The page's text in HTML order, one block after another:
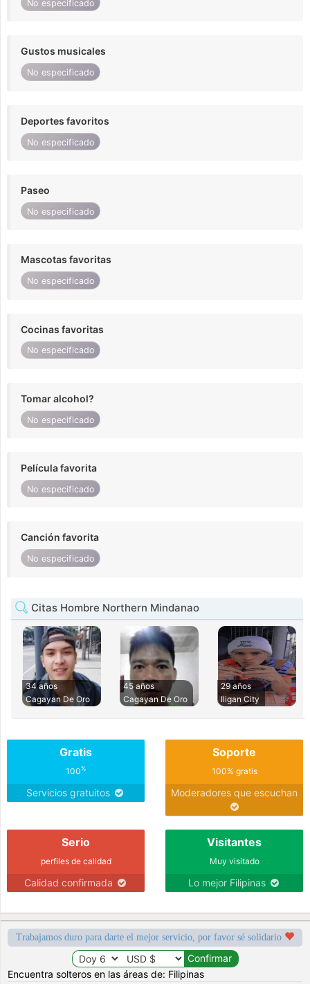
No especificado
Gustos musicales
No especificado
Deportes favoritos
No especificado
Paseo
No especificado
Mascotas favoritas
No especificado
Cocinas favoritas
No especificado
Tomar alcohol?
No especificado
Película favorita
No especificado
Canción favorita
No especificado
Citas Hombre Northern Mindanao
34 años
Cagayan De Oro
45 años
Cagayan De Oro
29 años
Iligan City
Gratis
100%
Servicios gratuitos
Soporte
100% gratis
Moderadores que escuchan
Serio
perfiles de calidad
Calidad confirmada
Visitantes
Muy visitado
Lo mejor Filipinas
Trabajamos duro para darte el mejor servicio, por favor sé solidario
Encuentra solteros en las áreas de: Filipinas